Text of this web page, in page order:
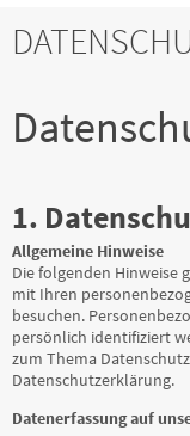
1.
Allgemeine Hinweise
Die folgenden Hinweise
mit Ihren
besuchen.
persönlich identifiziert
zum Thema
Datenschutzerklärung.
Datenerfassung auf